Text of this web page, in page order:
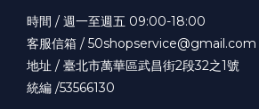
時間 / 週一至週五 09:00-18:00
客服信箱 / 50shopservice@gmail.com
地址 / 臺北市萬華區武昌街2段32之1號
統編 /53566130